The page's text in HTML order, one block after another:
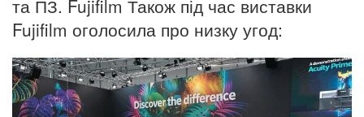
та ПЗ. Fujifilm Також під час виставки
Fujifilm оголосила про низку угод: